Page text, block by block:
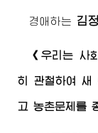
경애하는 김
《우리는 사
히 관철하여 새
고 농촌문제를